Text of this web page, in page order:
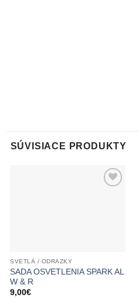
SÚVISIACE PRODUKTY
SVETLÁ / ODRAZKY
SADA OSVETLENIA SPARK AL
W & R
9,00€